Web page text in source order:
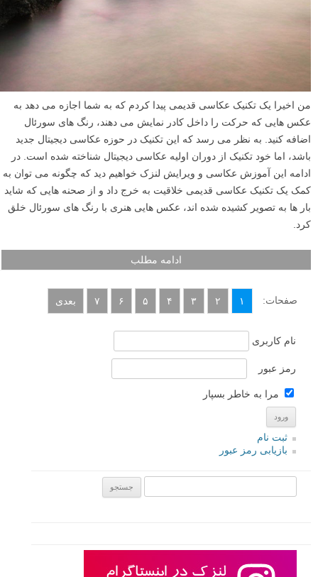
من اخیرا یک تکنیک عکاسی قدیمی پیدا کردم که به شما اجازه می دهد به
عکس هایی که حرکت را داخل کادر نمایش می دهند، رنگ های سورئال
اضافه کنید. به نظر می رسد که این تکنیک در حوزه عکاسی دیجیتال جدید
باشد، اما خود تکنیک از دوران اولیه عکاسی دیجیتال شناخته شده است. در
ادامه این آموزش عکاسی و ویرایش لنزک خواهیم دید که چگونه می توان به
کمک یک تکنیک عکاسی قدیمی خلاقیت به خرج داد و از صحنه هایی که شاید
بار ها به تصویر کشیده شده اند، عکس هایی هنری با رنگ های سورئال خلق
کرد.
ادامه مطلب
صفحات: ۱ ۲ ۳ ۴ ۵ ۶ ۷ بعدی
نام کاربری
رمز عبور
مرا به خاطر بسپار
ثبت نام
بازیابی رمز عبور